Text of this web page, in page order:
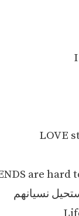
LOVE
are
نسيانهم